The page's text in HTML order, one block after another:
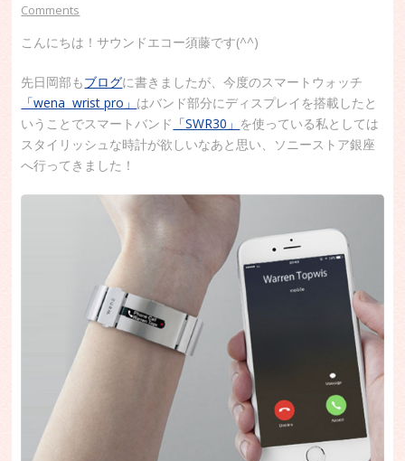
Comments
こんにちは！サウンドエコー須藤です(^^)
先日岡部もブログに書きましたが、今度のスマートウォッチ
「wena wrist pro」 はバンド部分にディスプレイを搭載したと
いうことでスマートバンド 「SWR30」 を使っている私としては
スタイリッシュな時計が欲しいなあと思い、ソニーストア銀座
へ行ってきました！